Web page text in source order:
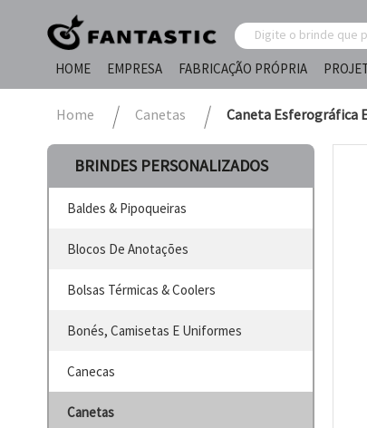
HOME
EMPRESA FABRICAÇÃO PRÓPRIA
Home Canetas Caneta Esferográfica
BRINDES PERSONALIZADOS
Baldes & Pipoqueiras
Blocos De Anotações
Bolsas Térmicas & Coolers
Bonés, Camisetas E Uniformes
Canecas
Canetas